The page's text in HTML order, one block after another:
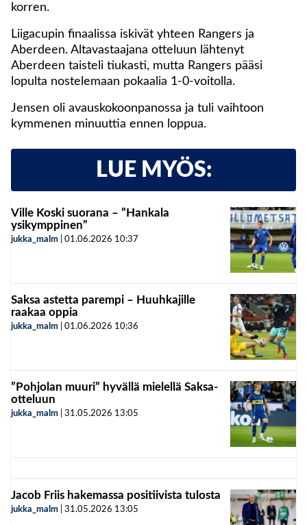
korren.
Liigacupin finaalissa iskivät yhteen Rangers ja
Aberdeen. Altavastaajana otteluun lähtenyt
Aberdeen taisteli tiukasti, mutta Rangers pääsi
lopulta nostelemaan pokaalia 1-0-voitolla.
Jensen oli avauskokoonpanossa ja tuli vaihtoon
kymmenen minuuttia ennen loppua.
LUE MYÖS:
Ville Koski suorana – ”Hankala
ysikymppinen”
jukka_malm 01.06.2026 10:37
Saksa astetta parempi – Huuhkajille
raakaa oppia
jukka_malm 01.06.2026 10:36
”Pohjolan muuri” hyvällä mielellä Saksa-
otteluun
jukka_malm 31.05.2026 13:05
Jacob Friis hakemassa positiivista tulosta
jukka_malm 31.05.2026 13:05